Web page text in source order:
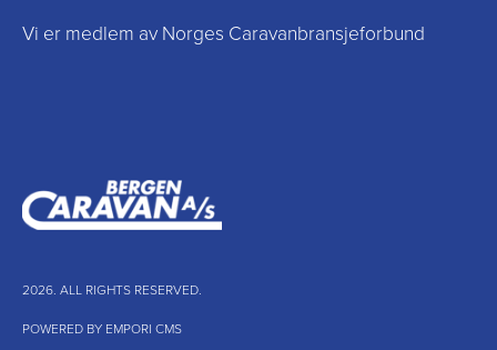
Vi er medlem av Norges Caravanbransjeforbund
2026. ALL RIGHTS RESERVED.
POWERED BY EMPORI CMS